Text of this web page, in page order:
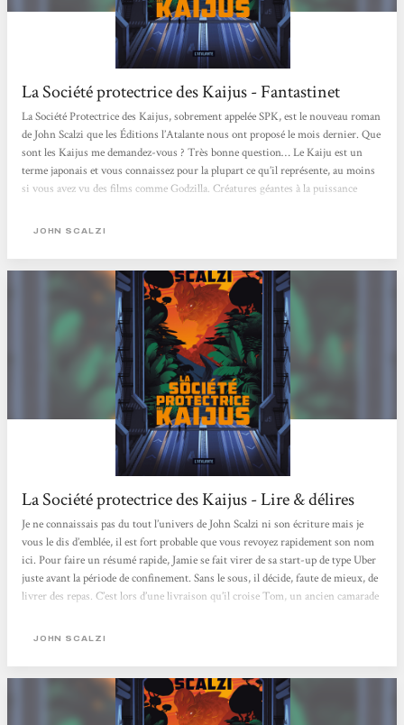
La Société protectrice des Kaijus - Fantastinet
La Société Protectrice des Kaijus, sobrement appelée SPK, est le nouveau roman
de John Scalzi que les Éditions l’Atalante nous ont proposé le mois dernier. Que
sont les Kaijus me demandez-vous ? Très bonne question… Le Kaiju est un
terme japonais et vous connaissez pour la plupart ce qu’il représente, au moins
si vous avez vu des films comme Godzilla. Créatures géantes à la puissance
notamment d’un point de vue cinématographique. Un destin qui s’éloigne de
JOHN SCALZI
La Société protectrice des Kaijus - Lire & délires
Je ne connaissais pas du tout l’univers de John Scalzi ni son écriture mais je
vous le dis d’emblée, il est fort probable que vous revoyez rapidement son nom
ici. Pour faire un résumé rapide, Jamie se fait virer de sa start-up de type Uber
juste avant la période de confinement. Sans le sous, il décide, faute de mieux, de
livrer des repas. C’est lors d’une livraison qu’il croise Tom, un ancien camarade
Jamie accepte sans même savoir de quoi il s’agit exactement sauf qu’il s’agit de
JOHN SCALZI